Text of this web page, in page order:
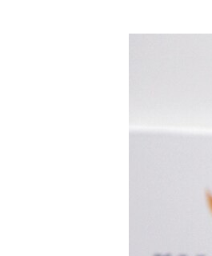
ПОДПИШИТЕСЬ НА РАССЫЛКУ